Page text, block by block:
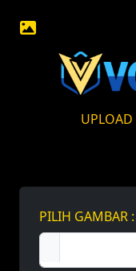
PILIH GAMBAR :